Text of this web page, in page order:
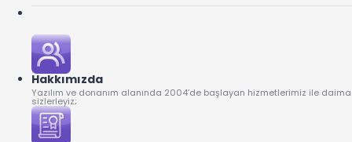
Hakkımızda
Yazılım ve donanım alanında 2004’de başlayan hizmetlerimiz ile daima
sizlerleyiz;